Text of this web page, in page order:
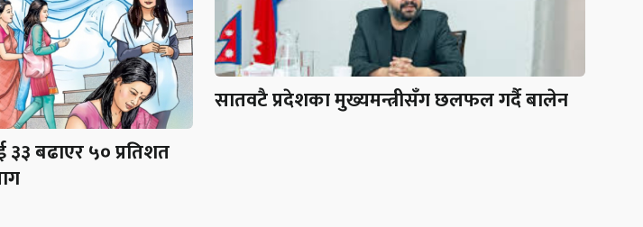
३३ बढाएर ५० प्रतिशत
सातवटै प्रदेशका मुख्यमन्त्रीसँग छलफल गर्दै बालेन